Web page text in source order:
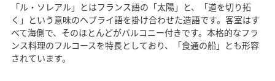
「ル・ソレアル」とはフランス語の「太陽」と、「道を切り拓
く」という意味のヘブライ語を掛け合わせた造語です。客室はす
べて海側で、そのほとんどがバルコニー付きです。本格的なフラ
ンス料理のフルコースを特長としており、「食通の船」とも形容
されています。